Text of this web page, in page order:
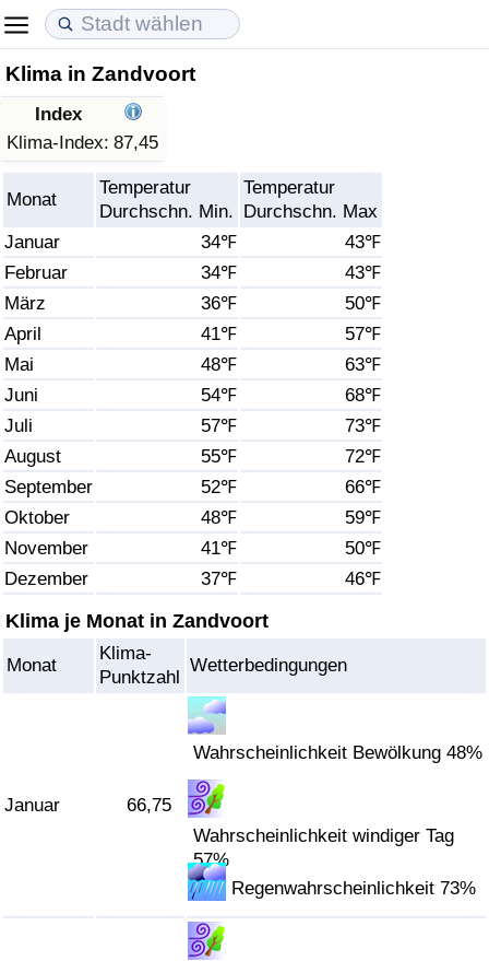
Klima in Zandvoort
Index
Klima-Index: 87,45
Monat
Temperatur
Durchschn. Min.
Temperatur
Durchschn. Max
Januar
34℉
43℉
Februar
34℉
43℉
März
36℉
50℉
April
41℉
57℉
Mai
48℉
63℉
Juni
54℉
68℉
Juli
57℉
73℉
August
55℉
72℉
September
52℉
66℉
Oktober
48℉
59℉
November
41℉
50℉
Dezember
37℉ 46℉
Klima je Monat in Zandvoort
Monat
Klima-
Punktzahl
Wetterbedingungen
Januar 66,75
Wahrscheinlichkeit Bewölkung 48%
Wahrscheinlichkeit windiger Tag
57%
Regenwahrscheinlichkeit 73%
Lebenshaltungskosten
Lebenshaltungskosten-Index (aktuell)
Lebenshaltungskosten-Index
Lebenshaltungskosten-Index nach Land
in Akaba
Immobilienpreise
Immobilienpreis-Index (aktuell)
Immobilienpreis-Index
Immobilienpreis-Index nach Land
Lebensqualität
Lebensqualität-Index
Lebensqualität-Index (aktuell)
Lebensqualitätsindex nach Land
Kriminalität
Kriminalitäts-Index (aktuell)
Kriminalitäts-Index
Kriminalitätsindex nach Land
Gesundheitsversorgung
Gesundheitsversorgungs-Index (aktuell)
Gesundheitsversorgungs-Index nach Land
Umweltverschmutzung
Umweltverschmutzungs-Index (aktuell)
Verschmutzungsindex
Umweltverschmutzungs-Index nach Land